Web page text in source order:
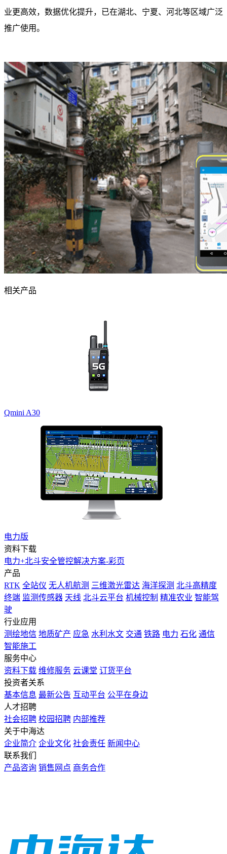
业更高效，数据优化提升， 已在湖北、宁夏、河北等区域广泛
推广使用。
相关产品
Qmini A30
电力版
资料下载
电力+北斗安全管控解决方案-彩页
产品
RTK 全站仪 无人机航测 三维激光雷达 海洋探测 北斗高精度
终端 监测传感器 天线 北斗云平台 机械控制 精准农业 智能驾
驶
行业应用
测绘地信 地质矿产 应急 水利水文 交通 铁路 电力 石化 通信
智能施工
服务中心
资料下载 维修服务 云课堂 订货平台
投资者关系
基本信息 最新公告 互动平台 公平在身边
人才招聘
社会招聘 校园招聘 内部推荐
关于中海达
企业简介 企业文化 社会责任 新闻中心
联系我们
产品咨询 销售网点 商务合作